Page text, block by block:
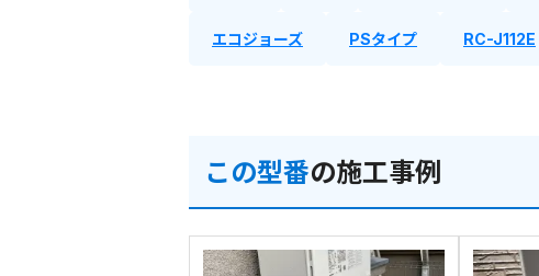
エコジョーズ PSタイプ RC-J112E
この型番の施工事例